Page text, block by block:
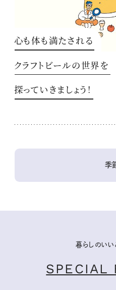
心も体も満たされる
クラフトビールの世界を
探っていきましょう！
季
暮らしのいい
SPECIAL